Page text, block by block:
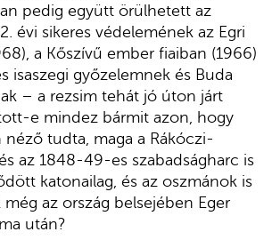
pedig együtt örülhetett az
évi sikeres védelemének az Egri
a Kőszívű ember fiaiban (1966)
isaszegi győzelemnek és Buda
– a rezsim tehát jó úton járt
e mindez bármit azon, hogy
néző tudta, maga a Rákóczi-
az 1848-49-es szabadságharc is
katonailag, és az oszmánok is
az ország belsejében Eger
után?